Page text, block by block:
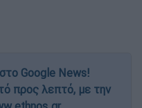
Google News!
προς λεπτό, με την